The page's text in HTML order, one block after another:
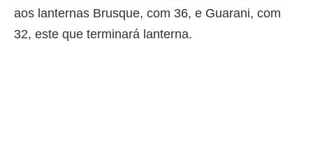
aos lanternas Brusque, com 36, e Guarani, com
32, este que terminará lanterna.